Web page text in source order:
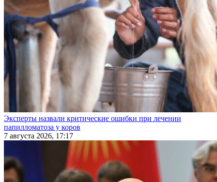
Эксперты назвали критические ошибки при лечении
папилломатоза у коров
7 августа 2026, 17:17